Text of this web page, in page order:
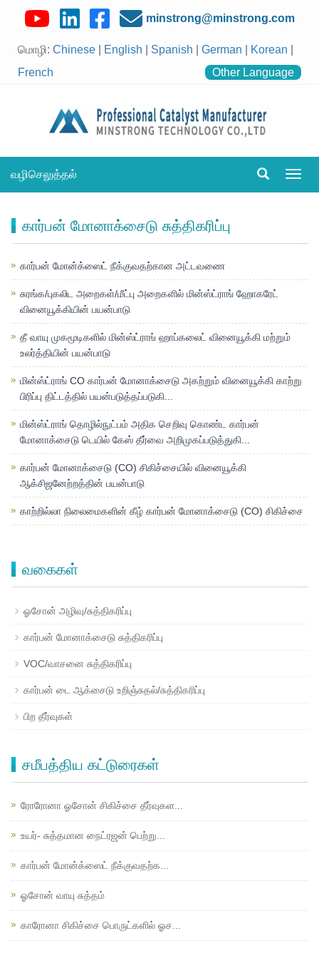
minstrong@minstrong.com
மொழி: Chinese English Spanish German Korean
French
Other Language
வழிசெலுத்தல்
கார்பன் மோனாக்சைடு சுத்திகரிப்பு
கார்பன் மோன்க்ஸைட் நீக்குவதற்கான அட்டவணை
சுரங்க/புகலிட அறைகள்/மீட்பு அறைகளில் மின்ஸ்ட்ராங் ஹோகரேட்
வினையூக்கியின் பயன்பாடு
தீ வாயு முகமூடிகளில் மின்ஸ்ட்ராங் ஹாப்கலைட் வினையூக்கி மற்றும்
உலர்த்தியின் பயன்பாடு
மின்ஸ்ட்ராங் CO கார்பன் மோனாக்சைடு அகற்றும் வினையூக்கி காற்று
பிரிப்பு திட்டத்தில் பயன்படுத்தப்படுகி...
மின்ஸ்ட்ராங் தொழில்நுட்பம் அதிக செறிவு கொண்ட கார்பன்
மோனாக்சைடு டெயில் கேஸ் தீர்வை அறிமுகப்படுத்துகி...
கார்பன் மோனாக்சைடு (CO) சிகிச்சையில் வினையூக்கி
ஆக்சிஜனேற்றத்தின் பயன்பாடு
காற்றில்லா நிலைமைகளின் கீழ் கார்பன் மோனாக்சைடு (CO) சிகிச்சை
வகைகள்
ஓசோன் அழிவு/சுத்திகரிப்பு
கார்பன் மோனாக்சைடு சுத்திகரிப்பு
VOC/வாசனை சுத்திகரிப்பு
கார்பன் டை ஆக்சைடு உறிஞ்சுதல்/சுத்திகரிப்பு
பிற தீர்வுகள்
சமீபத்திய கட்டுரைகள்
ரோரோனா ஓசோன் சிகிச்சை தீர்வுகள...
உயர்- சுத்தமான நைட்ரஜன் பெற்று...
கார்பன் மோன்க்ஸைட் நீக்குவதற்க...
ஓசோன் வாயு சுத்தம்
காரோனா சிகிச்சை பொருட்களில் ஓச...